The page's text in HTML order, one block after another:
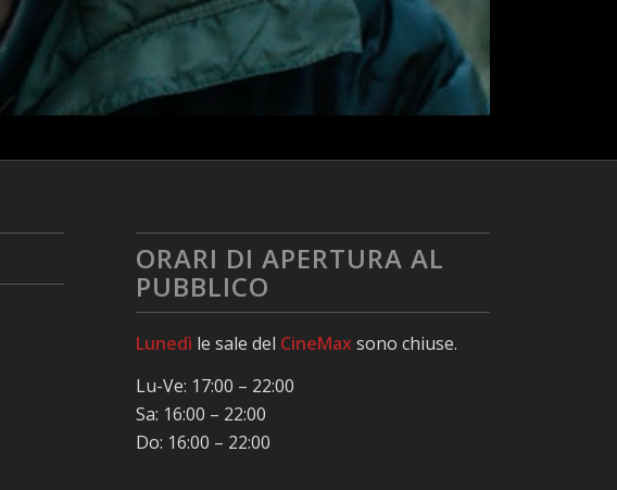
ORARI DI APERTURA AL
PUBBLICO
Lunedì le sale del CineMaxsono chiuse.
Lu-Ve: 17:00 – 22:00
Sa: 16:00 – 22:00
Do: 16:00 – 22:00